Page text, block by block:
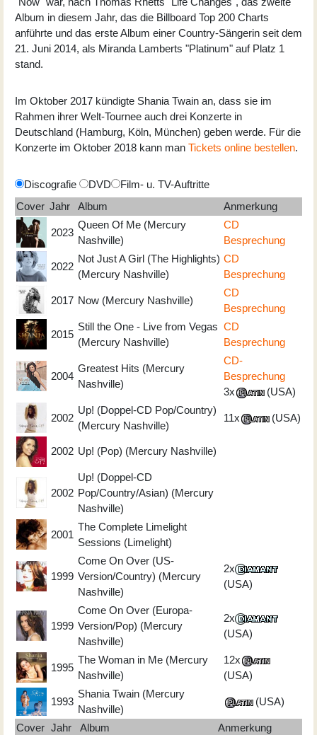
Album in diesem Jahr, das die Billboard Top 200 Charts
anführte und das erste Album einer Country-Sängerin seit dem
21. Juni 2014, als Miranda Lamberts "Platinum" auf Platz 1
stand.
Im Oktober 2017 kündigte Shania Twain an, dass sie im
Rahmen ihrer Welt-Tournee auch drei Konzerte in
Deutschland (Hamburg, Köln, München) geben werde. Für die
Konzerte im Oktober 2018 kann man Tickets online bestellen.
Discografie DVD
Film- u. TV-Auftritte
Cover Jahr Album Anmerkung
2023
Queen Of Me (Mercury
Nashville)
CD
Besprechung
2022
Not Just A Girl (The Highlights)
(Mercury Nashville)
CD
Besprechung
2017 Now (Mercury Nashville)
CD
Besprechung
2015
Still the One - Live from Vegas
(Mercury Nashville)
CD
Besprechung
2004
Greatest Hits (Mercury
Nashville)
CD-
Besprechung
3x
(USA)
2002
Up! (Doppel-CD Pop/Country)
(Mercury Nashville)
11x (USA)
2002 Up! (Pop) (Mercury Nashville)
2002
Up! (Doppel-CD
Pop/Country/Asian) (Mercury
Nashville)
2001
The Complete Limelight
Sessions (Limelight)
1999
Come On Over (US-
Version/Country) (Mercury
Nashville)
2x
(USA)
1999
Come On Over (Europa-
Version/Pop) (Mercury
Nashville)
2x
(USA)
1995
The Woman in Me (Mercury
Nashville)
12x
(USA)
1993
Shania Twain (Mercury
Nashville)
(USA)
Cover Jahr Album Anmerkung